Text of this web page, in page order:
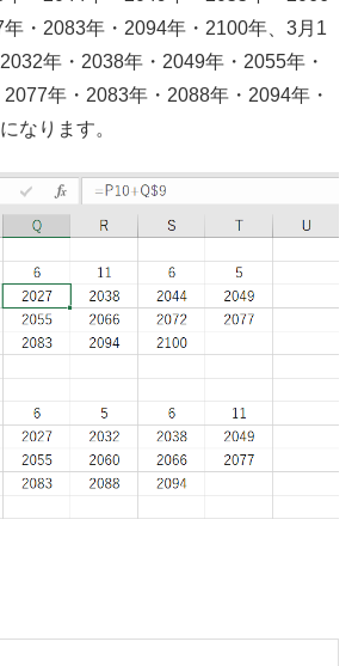
・2083年・2094年・2100年、3月1
年・2038年・2049年・2055年・
年・2083年・2088年・2094年・
なります。